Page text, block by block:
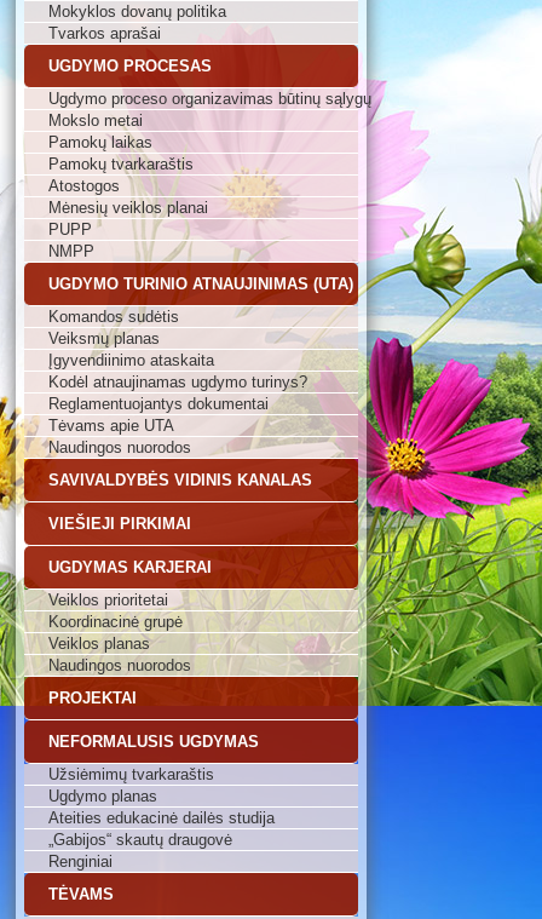
Mokyklos dovanų politika
Tvarkos aprašai
UGDYMO PROCESAS
Ugdymo proceso organizavimas būtinų sąlygų
Mokslo metai
Pamokų laikas
Pamokų tvarkaraštis
Atostogos
Mėnesių veiklos planai
PUPP
NMPP
UGDYMO TURINIO ATNAUJINIMAS (UTA)
Komandos sudėtis
Veiksmų planas
Įgyvendiinimo ataskaita
Kodėl atnaujinamas ugdymo turinys?
Reglamentuojantys dokumentai
Tėvams apie UTA
Naudingos nuorodos
SAVIVALDYBĖS VIDINIS KANALAS
VIEŠIEJI PIRKIMAI
UGDYMAS KARJERAI
Veiklos prioritetai
Koordinacinė grupė
Veiklos planas
Naudingos nuorodos
PROJEKTAI
NEFORMALUSIS UGDYMAS
Užsiėmimų tvarkaraštis
Ugdymo planas
Ateities edukacinė dailės studija
„Gabijos“ skautų draugovė
Renginiai
TĖVAMS